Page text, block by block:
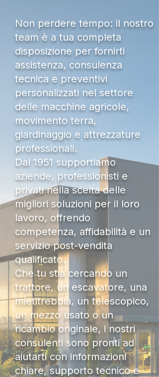
Non perdere tempo: il nostro
team è a tua completa
disposizione per fornirti
assistenza, consulenza
tecnica e preventivi
personalizzati nel settore
delle macchine agricole,
movimento terra,
giardinaggio e attrezzature
professionali.
Dal 1951 supportiamo
aziende, professionisti e
privati nella scelta delle
migliori soluzioni per il loro
lavoro, offrendo
competenza, affidabilità e un
servizio post-vendita
qualificato.
Che tu stia cercando un
trattore, un escavatore, una
mietitrebbia, un telescopico,
un mezzo usato o un
ricambio originale, i nostri
consulenti sono pronti ad
aiutarti con informazioni
chiare, supporto tecnico e